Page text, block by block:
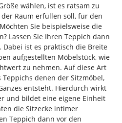
wählen, ist es ratsam zu
Raum erfüllen soll, für den
Sie beispielsweise die
Lassen Sie Ihren Teppich dann
Dabei ist es praktisch die Breite
aufgestellten Möbelstück, wie
zu nehmen. Auf diese Art
denen der Sitzmöbel,
entsteht. Hierdurch wirkt
und bildet eine eigene Einheit
die Sitzecke intimer
Teppich dann vor den